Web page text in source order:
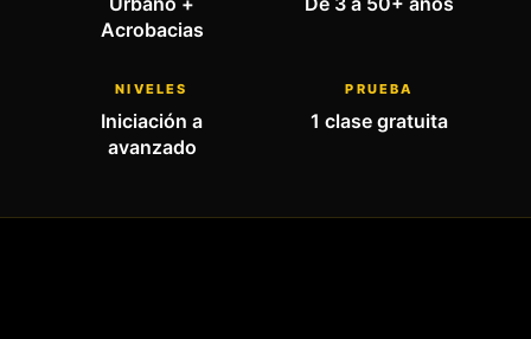
Acrobacias
NIVELES
Iniciación a
avanzado
PRUEBA
1 clase gratuita